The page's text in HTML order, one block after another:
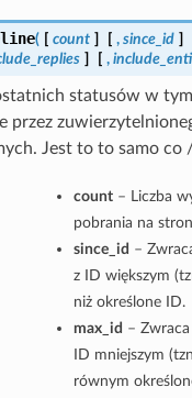
( [ count ] [ , since_id ]
] [ ,
statusów w
przez
Jest to to samo
count– Liczba
pobrania na
since_id –
z ID większym
niż określone ID.
max_id –
ID mniejszym
równym